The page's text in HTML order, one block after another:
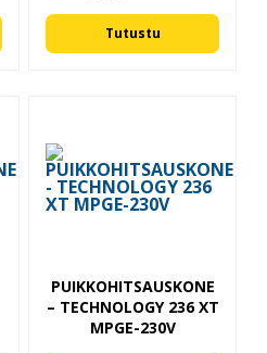
Tutustu
PUIKKOHITSAUSKONE
– TECHNOLOGY 236 XT
MPGE-230V